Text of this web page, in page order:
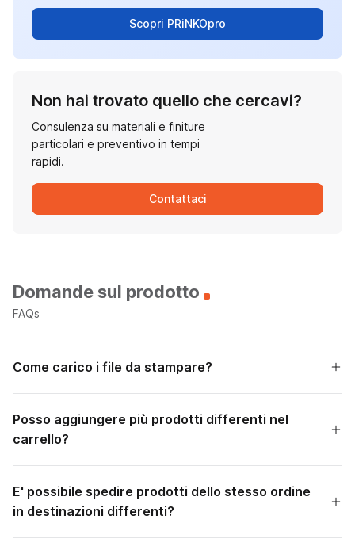
Scopri PRiNKOpro
Non hai trovato quello che cercavi?
Consulenza su materiali e finiture
particolari e preventivo in tempi
rapidi.
Contattaci
Domande sul prodotto
FAQs
Come carico i file da stampare?
Posso aggiungere più prodotti differenti nel
carrello?
E' possibile spedire prodotti dello stesso ordine
in destinazioni differenti?